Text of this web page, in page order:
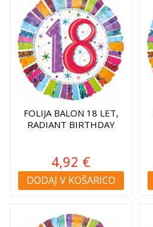
FOLIJA BALON 18 LET,
RADIANT BIRTHDAY
4,92 €
DODAJ V KOŠARICO